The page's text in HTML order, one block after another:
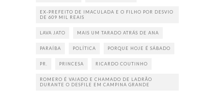
EX-PREFEITO DE IMACULADA E O FILHO POR DESVIO
DE 609 MIL REAIS
LAVA JATO MAIS UM TARADO ATRÁS DE ANA
PARAÍBA POLÍTICA PORQUE HOJE É SÁBADO
PR. PRINCESA RICARDO COUTINHO
ROMERO É VAIADO E CHAMADO DE LADRÃO
DURANTE O DESFILE EM CAMPINA GRANDE